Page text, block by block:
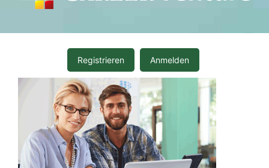
Registrieren Anmelden